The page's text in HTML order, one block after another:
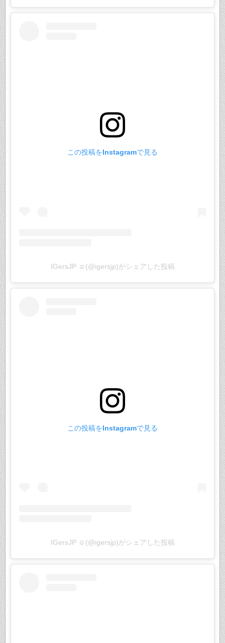
この投稿をInstagramで見る
IGersJP ☺︎(@igersjp)がシェアした投稿
この投稿をInstagramで見る
IGersJP ☺︎(@igersjp)がシェアした投稿